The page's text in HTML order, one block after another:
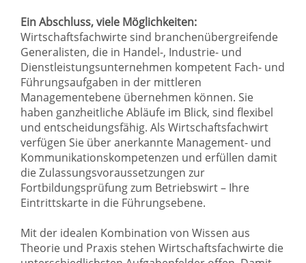
Ein Abschluss, viele Möglichkeiten:
Wirtschaftsfachwirte sind branchenübergreifende
Generalisten, die in Handel-, Industrie- und
Dienstleistungsunternehmen kompetent Fach- und
Führungsaufgaben in der mittleren
Managementebene übernehmen können. Sie
haben ganzheitliche Abläufe im Blick, sind flexibel
und entscheidungsfähig. Als Wirtschaftsfachwirt
verfügen Sie über anerkannte Management- und
Kommunikationskompetenzen und erfüllen damit
die Zulassungsvoraussetzungen zur
Fortbildungsprüfung zum Betriebswirt – Ihre
Eintrittskarte in die Führungsebene.
Mit der idealen Kombination von Wissen aus
Theorie und Praxis stehen Wirtschaftsfachwirte die